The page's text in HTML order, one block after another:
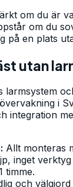
om du är
om du
på en plats
utan
larmsystem
i
integration
Allt monteras
inget
timme.
och